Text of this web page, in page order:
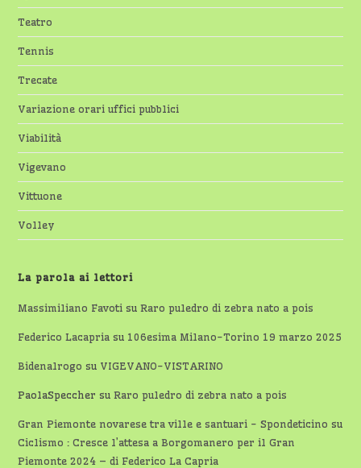
Teatro
Tennis
Trecate
Variazione orari uffici pubblici
Viabilità
Vigevano
Vittuone
Volley
La parola ai lettori
Massimiliano Favoti suRaro puledro di zebra nato a pois
Federico Lacapria su 106esima Milano-Torino 19 marzo 2025
Bidenalrogo su VIGEVANO-VISTARINO
PaolaSpeccher suRaro puledro di zebra nato a pois
Gran Piemonte novarese tra ville e santuari - Spondeticino su
Ciclismo : Cresce l’attesa a Borgomanero per il Gran
Piemonte 2024 – di Federico La Capria